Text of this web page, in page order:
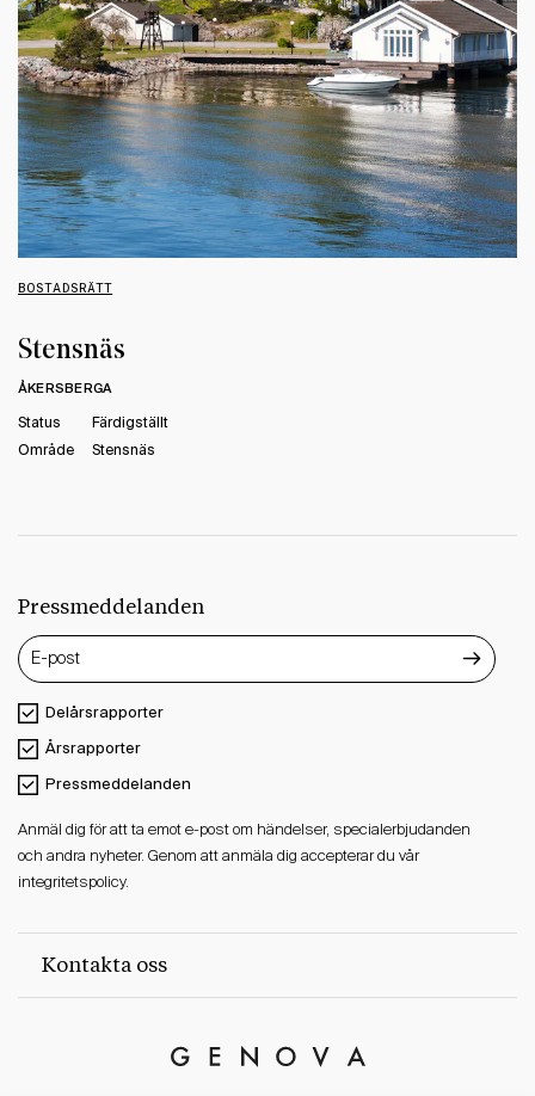
BOSTADSRÄTT
Stensnäs
ÅKERSBERGA
Status
Färdigställt
Område
Stensnäs
Pressmeddelanden
Delårsrapporter
Årsrapporter
Pressmeddelanden
Anmäl dig för att ta emot e-post om händelser, specialerbjudanden
och andra nyheter. Genom att anmäla dig accepterar du vår
integritetspolicy.
Kontakta oss
Genova